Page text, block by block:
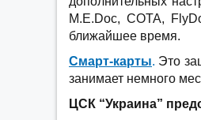
M.E.Doc, СОТА,
ближайшее время.
Смарт-карты. Это
занимает немного
ЦСК “Украина”